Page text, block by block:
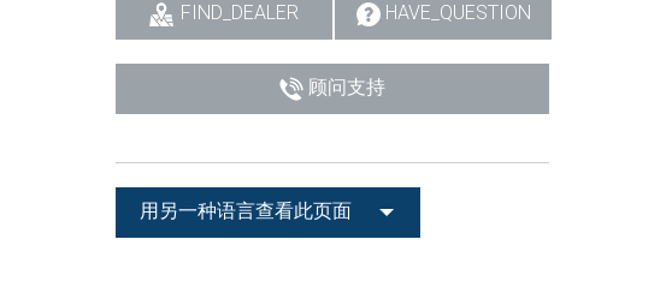
FIND_DEALER HAVE_QUESTION
顾问支持
用另一种语言查看此页面